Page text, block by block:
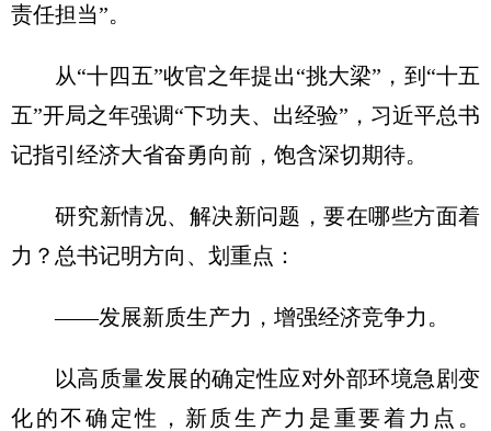
责任担当”。
从“十四五”收官之年提出“挑大梁”，到“十五
五”开局之年强调“下功夫、出经验”， 习近平总书
记指引经济大省奋勇向前，饱含深切期待。
研究新情况、解决新问题，要在哪些方面着
力？总书记明方向、划重点：
——发展新质生产力，增强经济竞争力。
以高质量发展的确定性应对外部环境急剧变
化的不确定性，新质生产力是重要着力点。